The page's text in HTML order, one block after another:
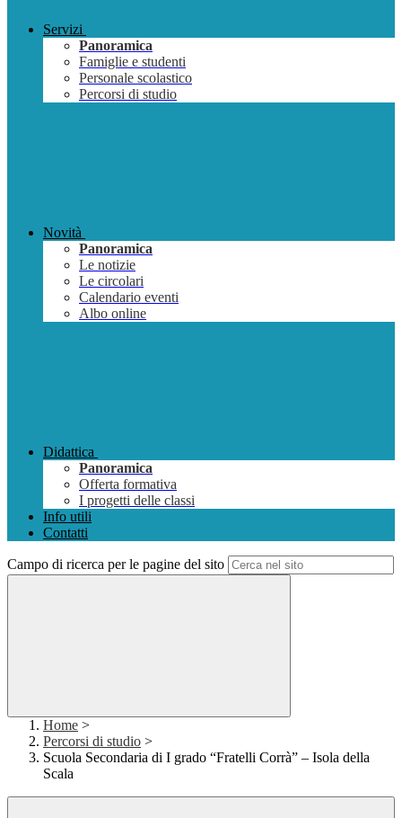
Servizi
Panoramica
Famiglie e studenti
Personale scolastico
Percorsi di studio
Novità
Panoramica
Le notizie
Le circolari
Calendario eventi
Albo online
Didattica
Panoramica
Offerta formativa
I progetti delle classi
Info utili
Contatti
Campo di ricerca per le pagine del sito
Home >
Percorsi di studio >
Scuola Secondaria di I grado “Fratelli Corrà” – Isola della
Scala